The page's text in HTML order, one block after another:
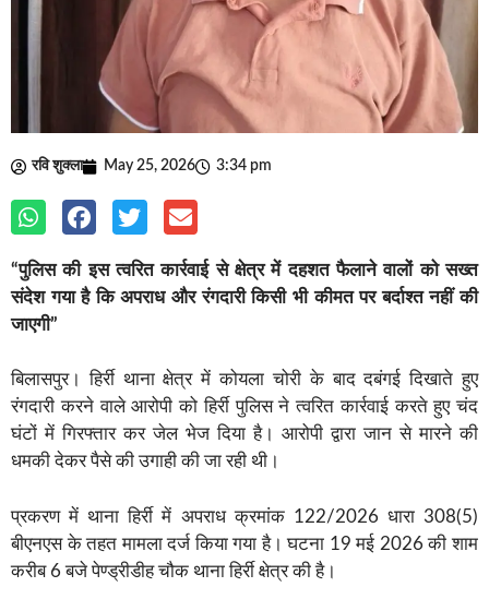
रवि शुक्ला May 25, 2026 3:34 pm
“पुलिस की इस त्वरित कार्रवाई से क्षेत्र में दहशत फैलाने वालों को सख्त
संदेश गया है कि अपराध और रंगदारी किसी भी कीमत पर बर्दाश्त नहीं की
जाएगी”
बिलासपुर। हिर्री थाना क्षेत्र में कोयला चोरी के बाद दबंगई दिखाते हुए
रंगदारी करने वाले आरोपी को हिर्री पुलिस ने त्वरित कार्रवाई करते हुए चंद
घंटों में गिरफ्तार कर जेल भेज दिया है। आरोपी द्वारा जान से मारने की
धमकी देकर पैसे की उगाही की जा रही थी।
प्रकरण में थाना हिर्री में अपराध क्रमांक 122/2026 धारा 308(5)
बीएनएस के तहत मामला दर्ज किया गया है। घटना 19 मई 2026 की शाम
करीब 6 बजे पेण्ड्रीडीह चौक थाना हिर्री क्षेत्र की है।